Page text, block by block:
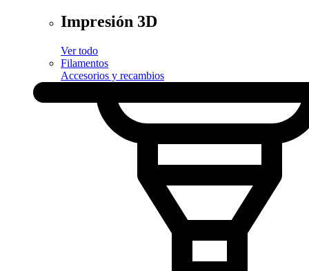
Impresión 3D
Ver todo
Filamentos
Accesorios y recambios